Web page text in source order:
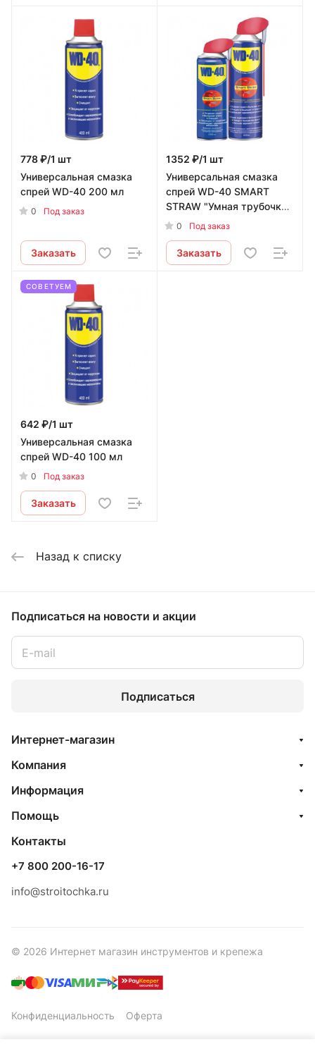
778 ₽/1 шт
Универсальная смазка
спрей WD-40 200 мл
0 Под заказ
Заказать
1352 ₽/1 шт
Универсальная смазка
спрей WD-40 SMART
STRAW "Умная трубочка"
420 мл
0 Под заказ
Заказать
СОВЕТУЕМ
642 ₽/1 шт
Универсальная смазка
спрей WD-40 100 мл
0 Под заказ
Заказать
Назад к списку
Подписаться на новости и акции
Подписаться
Интернет-магазин
Компания
Информация
Помощь
Контакты
+7 800 200-16-17
info@stroitochka.ru
© 2026 Интернет магазин инструментов и крепежа
Конфиденциальность Оферта